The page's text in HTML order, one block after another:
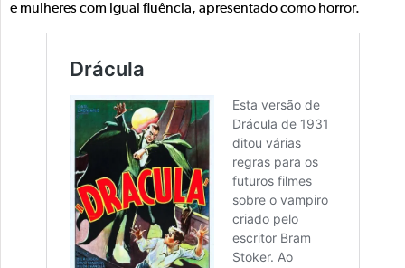
e mulheres com igual fluência, apresentado como horror.